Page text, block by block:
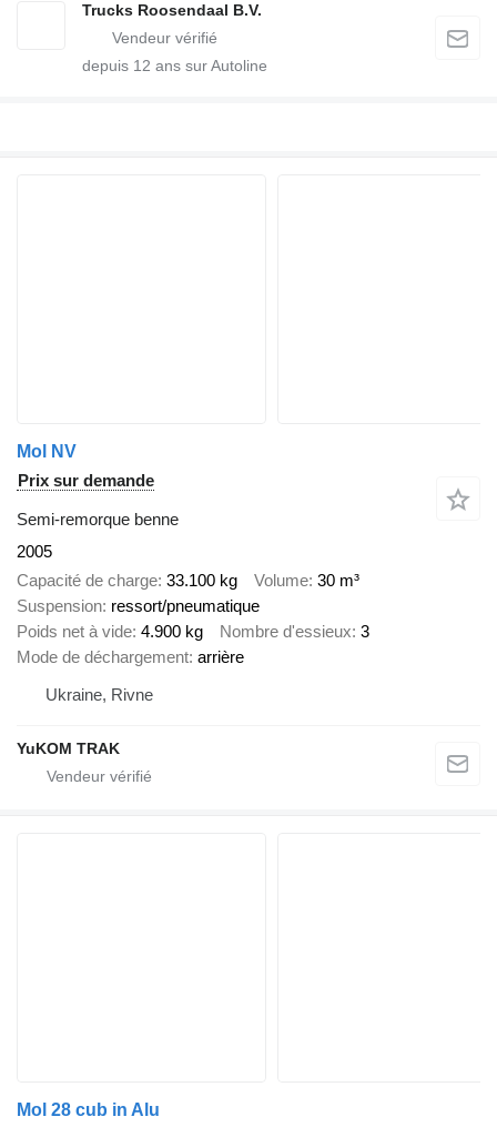
Trucks Roosendaal B.V.
depuis 12 ans sur Autoline
Mol NV
Prix sur demande
Semi-remorque benne
2005
Capacité de charge 33.100 kg Volume 30 m³
Suspension ressort/pneumatique
Poids net à vide 4.900 kg Nombre d'essieux 3
Mode de déchargement arrière
Ukraine, Rivne
YuKOM TRAK
Mol 28 cub in Alu